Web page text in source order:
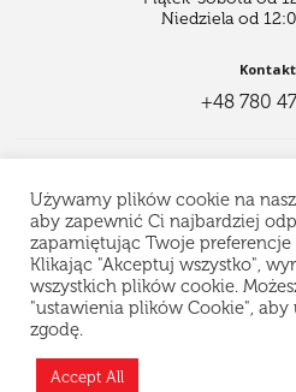
Teraz jesteśmy
możesz złożyć
Niedziela od
+48 780
© 2021 ProSushi. Wszelkie
Kopiowanie materiałów bez zgody
Używamy plików cookie na
aby zapewnić Ci najbardziej
zapamiętując Twoje
Klikając "Akceptuj wszystko",
wszystkich plików cookie.
"ustawienia plików Cookie",
zgodę.
Accept All